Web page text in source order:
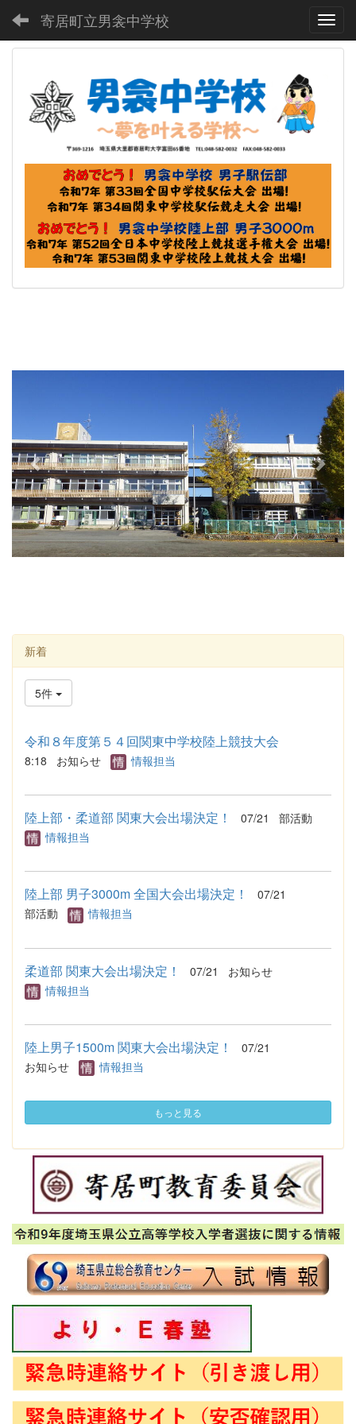
寄居町立男衾中学校
u
s
新着
5件
令和８年度第５４回関東中学校陸上競技大会
8:18 お知らせ 情報担当
陸上部・柔道部 関東大会出場決定！ 07/21
部活動
情報担当
陸上部 男子3000m 全国大会出場決定！
07/21
部活動
情報担当
柔道部 関東大会出場決定！ 07/21
お知らせ
情報担当
陸上男子1500m 関東大会出場決定！
07/21
お知らせ
情報担当
もっと見る